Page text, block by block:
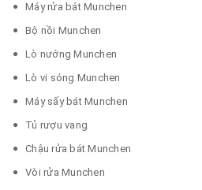
Máy rửa bát Munchen
Bộ nồi Munchen
Lò nướng Munchen
Lò vi sóng Munchen
Máy sấy bát Munchen
Tủ rượu vang
Chậu rửa bát Munchen
Vòi rửa Munchen